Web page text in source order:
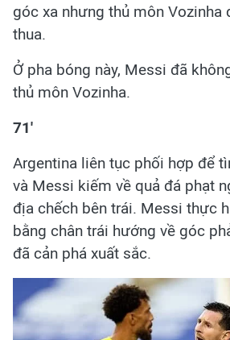
góc xa nhưng thủ môn Vozinha
thua.
Ở pha bóng này, Messi đã
thủ môn Vozinha.
71'
Argentina liên tục phối hợp để
và Messi kiếm về quả đá phạt
địa chếch bên trái. Messi thực
bằng chân trái hướng về góc
đã cản phá xuất sắc.